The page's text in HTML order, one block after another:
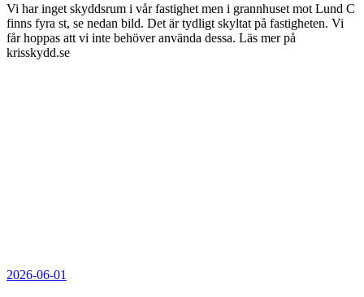
Vi har inget skyddsrum i vår fastighet men i grannhuset mot Lund C
finns fyra st, se nedan bild. Det är tydligt skyltat på fastigheten. Vi
får hoppas att vi inte behöver använda dessa. Läs mer på
krisskydd.se
Publicerat
2026-06-01